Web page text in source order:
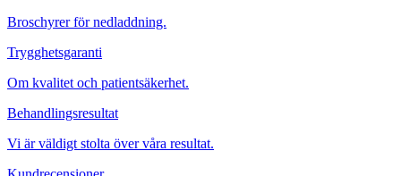
Broschyrer för nedladdning.
Trygghetsgaranti
Om kvalitet och patientsäkerhet.
Behandlingsresultat
Vi är väldigt stolta över våra resultat.